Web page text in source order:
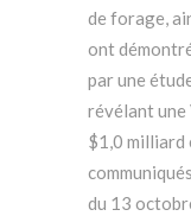
de forage,
ont
par une
révélant une
$1,0 milliard
du 13